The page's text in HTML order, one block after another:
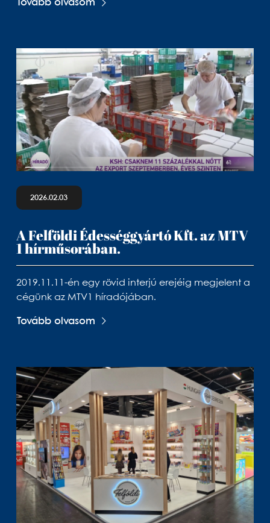
Tovább olvasom
2026.02.03
A Felföldi Édességgyártó Kft. az MTV
1 hírműsorában.
2019.11.11-én egy rövid interjú erejéig megjelent a
cégünk az MTV1 híradójában.
Tovább olvasom